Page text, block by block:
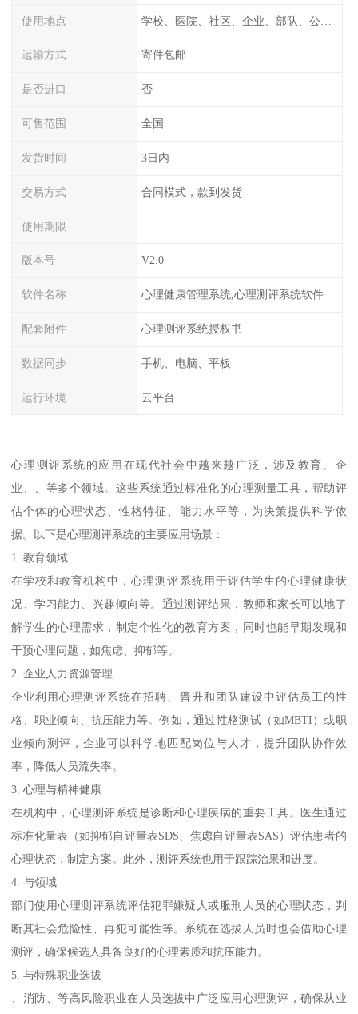
使用地点
运输方式 寄件包邮
是否进口 否
可售范围 全国
发货时间 3日内
交易方式 合同模式，款到发货
使用期限
版本号 V2.0
软件名称 心理健康管理系统,心理测评系统软件
配套附件 心理测评系统授权书
数据同步 手机、电脑、平板
运行环境 云平台
心理测评系统的应用在现代社会中越来越广泛，涉及教育、企
业、、等多个领域。这些系统通过标准化的心理测量工具，帮助评
估个体的心理状态、性格特征、能力水平等，为决策提供科学依
据。以下是心理测评系统的主要应用场景：
1. 教育领域
在学校和教育机构中，心理测评系统用于评估学生的心理健康状
况、学习能力、兴趣倾向等。通过测评结果，教师和家长可以地了
解学生的心理需求，制定个性化的教育方案，同时也能早期发现和
干预心理问题，如焦虑、抑郁等。
2. 企业人力资源管理
企业利用心理测评系统在招聘、晋升和团队建设中评估员工的性
格、职业倾向、抗压能力等。例如，通过性格测试（如MBTI）或职
业倾向测评，企业可以科学地匹配岗位与人才，提升团队协作效
率，降低人员流失率。
3. 心理与精神健康
在机构中，心理测评系统是诊断和心理疾病的重要工具。医生通过
标准化量表（如抑郁自评量表SDS、焦虑自评量表SAS）评估患者的
心理状态，制定方案。此外，测评系统也用于跟踪治果和进度。
4. 与领域
部门使用心理测评系统评估犯罪嫌疑人或服刑人员的心理状态，判
断其社会危险性、再犯可能性等。系统在选拔人员时也会借助心理
测评，确保候选人具备良好的心理素质和抗压能力。
5. 与特殊职业选拔
、消防、等高风险职业在人员选拔中广泛应用心理测评，确保从业